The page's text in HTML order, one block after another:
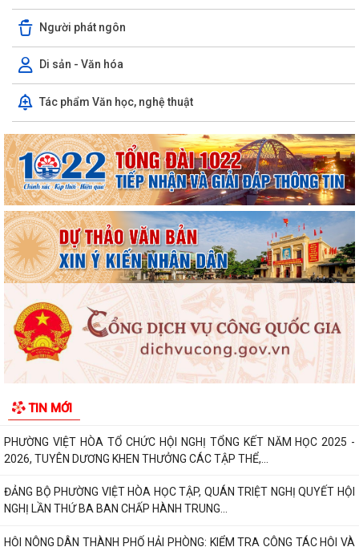
Người phát ngôn
Di sản - Văn hóa
Tác phẩm Văn học, nghệ thuật
TIN MỚI
(Tháng 8/2026).
UBND PHƯỜNG VIỆT HÒA TRIỂN KHAI TUYÊN TRUYỀN, NÂNG CAO KỸ
NĂNG SỬ DỤNG INTERNET, MẠNG XÃ HỘI AN...
làm việc tại Nhật Bản theo Chương...
Khai mạc Giải bóng đá Thiếu niên, Nhi đồng phường Việt Hòa năm
2026.
Phường Việt Hòa triển khai nhiệm vụ và tổ chức hiệp đồng bảo đảm
phục vụ công tác lấy mẫu hài cốt...
Chủ động ứng phó với mưa lớn, lũ, ngập lụt, lũ quét, sạt lở đất, lốc, sét,
mưa đá
UBND thành phố yêu cầu rà soát, chuẩn hóa thủ tục hành chính, chấm
dứt phát sinh "giấy phép con"
Phường Việt Hòa bế mạc Lớp bồi dưỡng kiến thức quốc phòng và an
ninh đối tượng 4 năm 2026.
Bản, Đợt II/2026.
PHƯỜNG VIỆT HÒA TỔ CHỨC HỘI NGHỊ TỔNG KẾT NĂM HỌC 2025 -
2026, TUYÊN DƯƠNG KHEN THƯỞNG CÁC TẬP THỂ,...
ĐẢNG BỘ PHƯỜNG VIỆT HÒA HỌC TẬP, QUÁN TRIỆT NGHỊ QUYẾT HỘI
NGHỊ LẦN THỨ BA BAN CHẤP HÀNH TRUNG...
HỘI NÔNG DÂN THÀNH PHỐ HẢI PHÒNG: KIỂM TRA CÔNG TÁC HỘI VÀ